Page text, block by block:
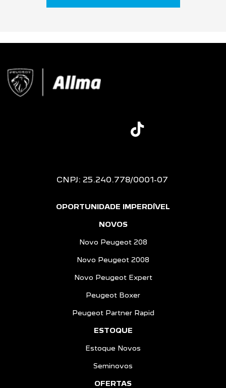
CNPJ: 25.240.778/0001-07
OPORTUNIDADE IMPERDÍVEL
NOVOS
Novo Peugeot 208
Novo Peugeot 2008
Novo Peugeot Expert
Peugeot Boxer
Peugeot Partner Rapid
ESTOQUE
Estoque Novos
Seminovos
OFERTAS